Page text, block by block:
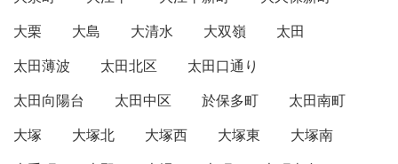
大栗
大島 大清水 大双嶺
太田
太田薄波
太田北区
太田口通り
太田向陽台
太田中区 於保多町
太田南町
大塚
大塚北 大塚西 大塚東
大塚南